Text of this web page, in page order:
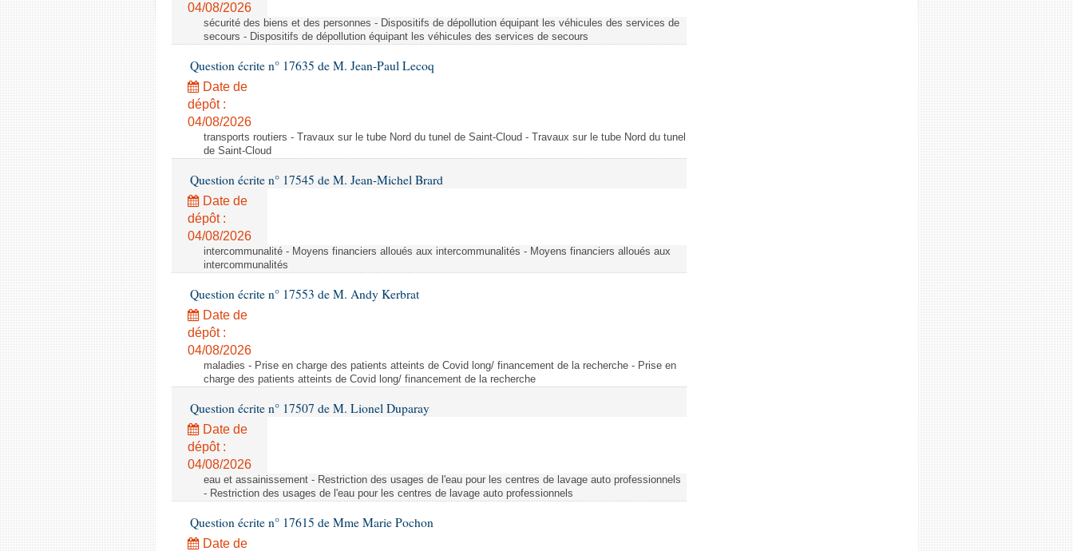
04/08/2026
sécurité des biens et des personnes - Dispositifs de dépollution équipant les véhicules des services de
secours - Dispositifs de dépollution équipant les véhicules des services de secours
Question écrite n° 17635 de M. Jean-Paul Lecoq
Date de
dépôt :
04/08/2026
transports routiers - Travaux sur le tube Nord du tunel de Saint-Cloud - Travaux sur le tube Nord du tunel
de Saint-Cloud
Question écrite n° 17545 de M. Jean-Michel Brard
Date de
dépôt :
04/08/2026
intercommunalité - Moyens financiers alloués aux intercommunalités - Moyens financiers alloués aux
intercommunalités
Question écrite n° 17553 de M. Andy Kerbrat
Date de
dépôt :
04/08/2026
maladies - Prise en charge des patients atteints de Covid long/ financement de la recherche - Prise en
charge des patients atteints de Covid long/ financement de la recherche
Question écrite n° 17507 de M. Lionel Duparay
Date de
dépôt :
04/08/2026
eau et assainissement - Restriction des usages de l'eau pour les centres de lavage auto professionnels
- Restriction des usages de l'eau pour les centres de lavage auto professionnels
Question écrite n° 17615 de Mme Marie Pochon
Date de